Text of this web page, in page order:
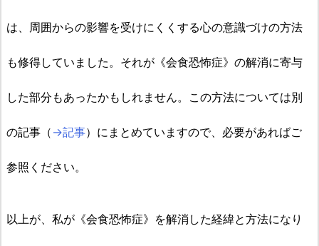
は、周囲からの影響を受けにくくする心の意識づけの方法
も修得していました。それが《会食恐怖症》の解消に寄与
した部分もあったかもしれません。この方法については別
の記事（ →記事）にまとめていますので、必要があればご
参照ください。
以上が、私が《会食恐怖症》を解消した経緯と方法になり